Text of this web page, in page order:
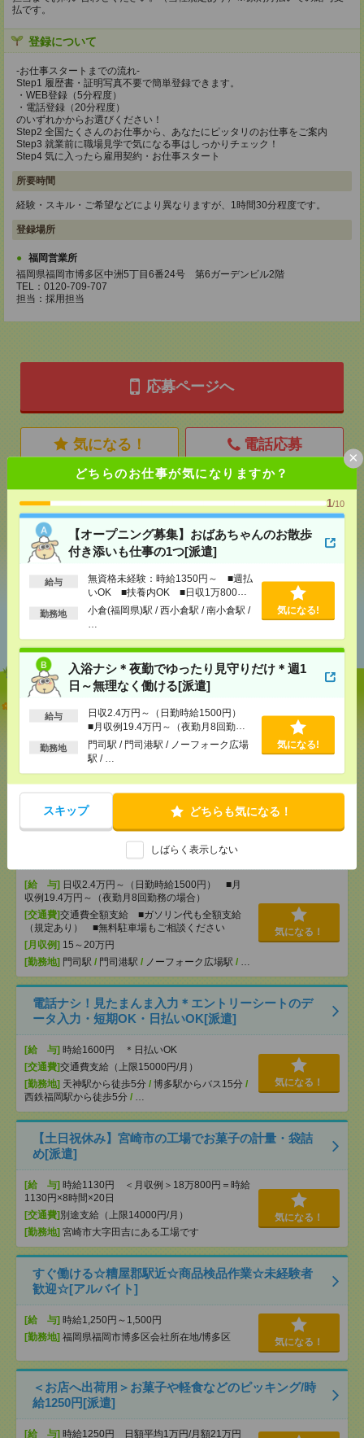
どちらのお仕事が気になりますか？
1/10
【オープニング募集】おばあちゃんのお散歩
付き添いも仕事の1つ[派遣]
給与
無資格未経験：時給1350円～ ■週払
いOK ■扶養内OK ■日収1万800円
以上
勤務地
小倉(福岡県)駅 / 西小倉駅 / 南小倉駅 /
気になる!
入浴ナシ＊夜勤でゆったり見守りだけ＊週1
日～無理なく働ける[派遣]
給与
日収2.4万円～（日勤時給1500円）
■月収例19.4万円～（夜勤月8回勤務
の場合）
勤務地
門司駅 / 門司港駅 / ノーフォーク広場
駅 / …
気になる!
スキップ どちらも気になる！
しばらく表示しない
×
払です。
登録について
-お仕事スタートまでの流れ-
Step1 履歴書・証明写真不要で簡単登録できます。
・WEB登録（5分程度）
・電話登録（20分程度）
のいずれかからお選びください！
Step2 全国たくさんのお仕事から、あなたにピッタリのお仕事をご案内
Step3 就業前に職場見学で気になる事はしっかりチェック！
Step4 気に入ったら雇用契約・お仕事スタート
所要時間
経験・スキル・ご希望などにより異なりますが、1時間30分程度です。
登録場所
福岡営業所
福岡県福岡市博多区中洲5丁目6番24号 第6ガーデンビル2階
TEL：0120-709-707
担当：採用担当
応募ページへ
気になる！ 電話応募
メールで送る LINEで送る
シェア ツイート
あなたの閲覧履歴からの
いも仕事の1つ[派遣]
[給 与]無資格未経験：時給1350円～ ■週払い
OK ■扶養内OK ■日収1万800円以上
小倉(福岡県)駅/西小倉駅/南小倉駅/…
気になる！
[給 与] 日収2.4万円～（日勤時給1500円） ■月
収例19.4万円～（夜勤月8回勤務の場合）
[交通費]交通費全額支給 ■ガソリン代も全額支給
（規定あり） ■無料駐車場もご相談ください
[月収例] 15～20万円
[勤務地] 門司駅 / 門司港駅 / ノーフォーク広場駅 / …
気になる！
電話ナシ！見たまんま入力＊エントリーシートのデ
ータ入力・短期OK・日払いOK[派遣]
[給 与] 時給1600円 ＊日払いOK
[交通費]交通費支給（上限15000円/月）
[勤務地] 天神駅から徒歩5分 / 博多駅からバス15分 /
西鉄福岡駅から徒歩5分 / …
気になる！
【土日祝休み】宮崎市の工場でお菓子の計量・袋詰
め[派遣]
[給 与] 時給1130円 ＜月収例＞18万800円＝時給
1130円×8時間×20日
[交通費] 別途支給（上限14000円/月）
[勤務地] 宮崎市大字田吉にある工場です
気になる！
すぐ働ける☆糟屋郡駅近☆商品検品作業☆未経験者
歓迎☆[アルバイト]
[給 与] 時給1,250円～1,500円
[勤務地] 福岡県福岡市博多区会社所在地/博多区 気になる！
＜お店へ出荷用＞お菓子や軽食などのピッキング/時
給1250円[派遣]
[給 与] 時給1250円 日額平均1万円/月額21万円